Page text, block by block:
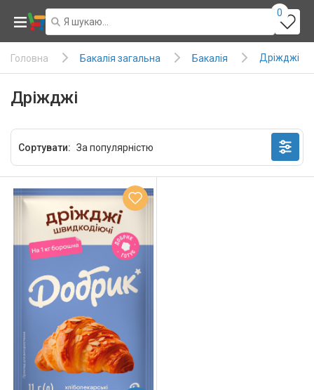
0
Головна Бакалія загальна Бакалія Дріжджі
Дріжджі
Сортувати: